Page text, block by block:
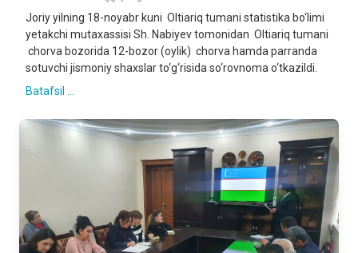
Joriy yilning 18-noyabr kuni Oltiariq tumani statistika bo‘limi
yetakchi mutaxassisi Sh. Nabiyev tomonidan Oltiariq tumani
chorva bozorida 12-bozor (oylik) chorva hamda parranda
sotuvchi jismoniy shaxslar to‘g‘risida so‘rovnoma o‘tkazildi.
Batafsil ...